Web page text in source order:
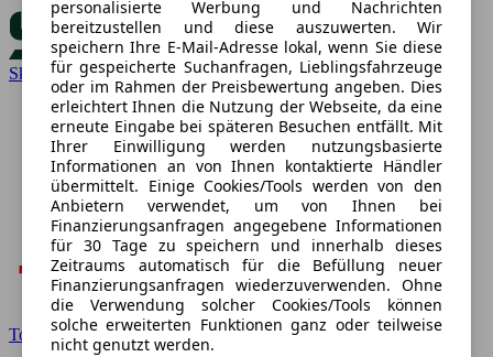
Skoda
Toyota
personalisierte Werbung und Nachrichten
bereitzustellen und diese auszuwerten. Wir
speichern Ihre E-Mail-Adresse lokal, wenn Sie diese
für gespeicherte Suchanfragen, Lieblingsfahrzeuge
oder im Rahmen der Preisbewertung angeben. Dies
erleichtert Ihnen die Nutzung der Webseite, da eine
erneute Eingabe bei späteren Besuchen entfällt. Mit
Ihrer Einwilligung werden nutzungsbasierte
Informationen an von Ihnen kontaktierte Händler
übermittelt. Einige Cookies/Tools werden von den
Anbietern verwendet, um von Ihnen bei
Finanzierungsanfragen angegebene Informationen
für 30 Tage zu speichern und innerhalb dieses
Zeitraums automatisch für die Befüllung neuer
Finanzierungsanfragen wiederzuverwenden. Ohne
die Verwendung solcher Cookies/Tools können
solche erweiterten Funktionen ganz oder teilweise
nicht genutzt werden.